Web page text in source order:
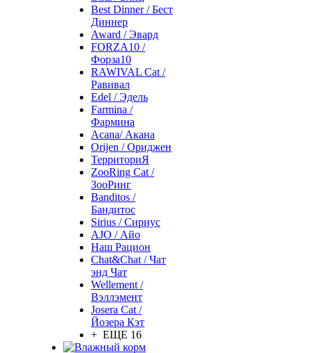
Best Dinner / Бест
Диннер
Award / Эвард
FORZA10 /
Форза10
RAWIVAL Cat /
Равивал
Edel / Эдель
Farmina /
Фармина
Acana/ Акана
Orijen / Ориджен
ТерриториЯ
ZooRing Cat /
ЗооРинг
Banditos /
Бандитос
Sirius / Сириус
AJO / Айо
Наш Рацион
Chat&Chat / Чат
энд Чат
Wellement /
Вэллэмент
Josera Cat /
Йозера Кэт
+ ЕЩЕ 16